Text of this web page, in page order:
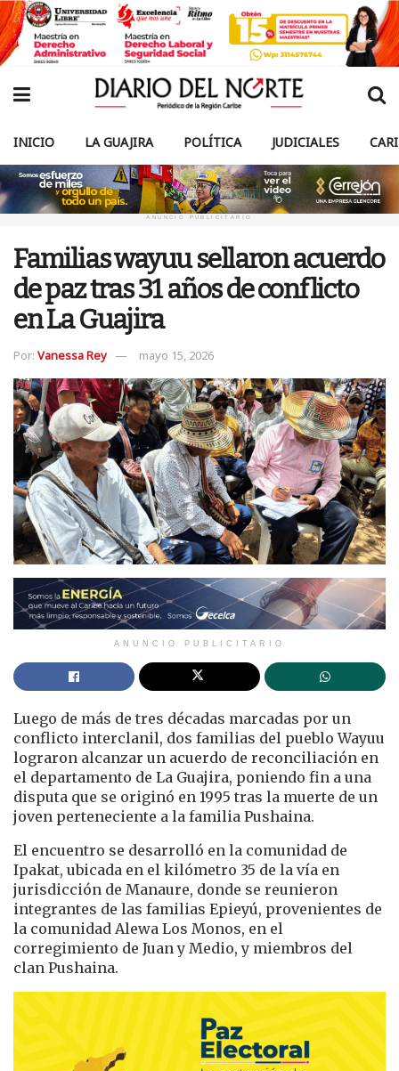
INICIO LA GUAJIRA POLÍTICA JUDICIALES
ANUNCIO PUBLICITARIO
Familias wayuu sellaron acuerdo
de paz tras 31 años de conflicto
en La Guajira
Por: Vanessa Rey mayo 15, 2026
ANUNCIO PUBLICITARIO
Luego de más de tres décadas marcadas por un
conflicto interclanil, dos familias del puebloWayuu
lograron alcanzar un acuerdo de reconciliación en
el departamento de La Guajira, poniendo fin a una
disputa que se originó en 1995 tras la muerte de un
joven perteneciente a la familia Pushaina.
El encuentro se desarrolló en la comunidad de
Ipakat, ubicada en el kilómetro 35 de la vía en
jurisdicción de Manaure, donde se reunieron
integrantes de las familias Epieyú, provenientes de
la comunidad Alewa Los Monos, en el
corregimiento de Juan y Medio, y miembros del
clan Pushaina.